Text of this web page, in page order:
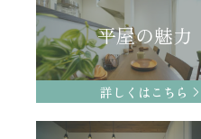
平屋の魅力
詳しくはこちら